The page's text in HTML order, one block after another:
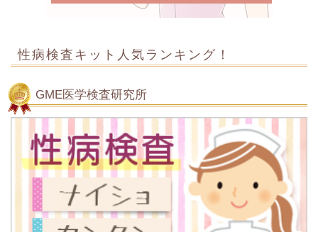
性病検査キット人気ランキング！
GME医学検査研究所